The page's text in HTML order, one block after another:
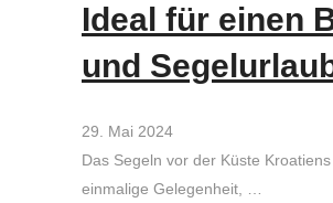
Ideal für einen
und
29. Mai 2024
Das Segeln vor der Küste
einmalige Gelegenheit, …